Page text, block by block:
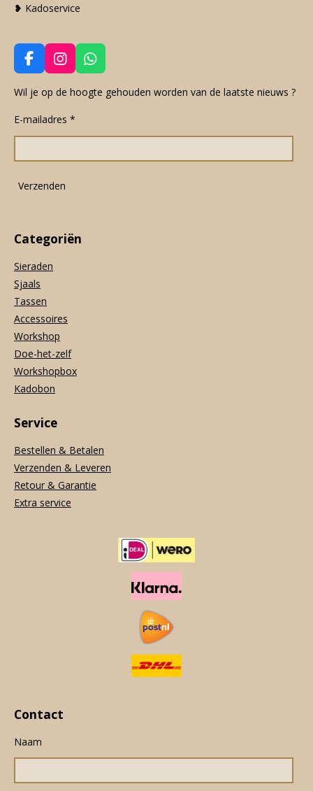
❥ Kadoservice
F
a
c
b
o
k
I
n
s
a
g
a
m
W
h
a
A
p
Wil je op de hoogte gehouden worden van de laatste nieuws ?
E-mailadres *
Verzenden
Categoriën
Sieraden
Sjaals
Tassen
Accessoires
Workshop
Doe-het-zelf
Workshopbox
Kadobon
Service
Bestellen & Betalen
Verzenden & Leveren
Retour & Garantie
Extra service
Contact
Naam